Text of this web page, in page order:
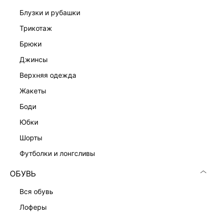
блузки и рубашки
трикотаж
брюки
джинсы
верхняя одежда
жакеты
боди
юбки
шорты
футболки и лонгсливы
ОБУВЬ
вся обувь
лоферы
КАТАЛОГ
КОМПАНИЯ
КЛИЕНТАМ
ЛИЧНЫЙ КАБИНЕТ